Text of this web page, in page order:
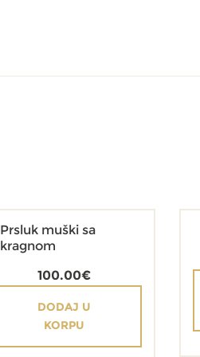
Prsluk muški sa
kragnom
100.00€
DODAJ U
KORPU